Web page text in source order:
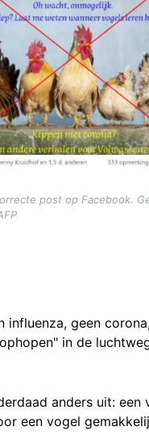
post op Facebook.
influenza, geen
in de
anders uit: een
een vogel